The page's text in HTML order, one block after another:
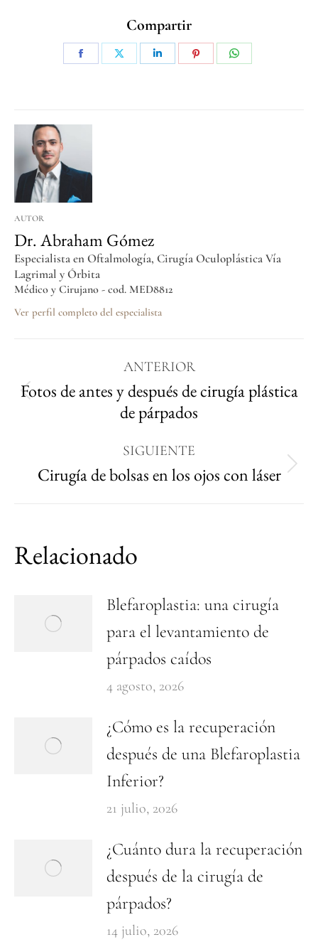
Compartir
AUTOR
Dr. Abraham Gómez
Especialista en Oftalmología, Cirugía Oculoplástica Vía
Lagrimal y Órbita
Médico y Cirujano - cod. MED8812
Ver perfil completo del especialista
ANTERIOR
Fotos de antes y después de cirugía plástica
de párpados
SIGUIENTE
Cirugía de bolsas en los ojos con láser
Relacionado
Blefaroplastia: una cirugía
para el levantamiento de
párpados caídos
4 agosto, 2026
¿Cómo es la recuperación
después de una Blefaroplastia
Inferior?
21 julio, 2026
¿Cuánto dura la recuperación
después de la cirugía de
párpados?
14 julio, 2026